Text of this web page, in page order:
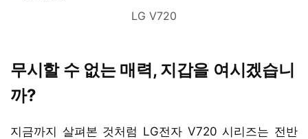
LG V720
무시할 수 없는 매력, 지갑을 여시겠습니
까?
지금까지 살펴본 것처럼 LG전자 V720 시리즈는 전반